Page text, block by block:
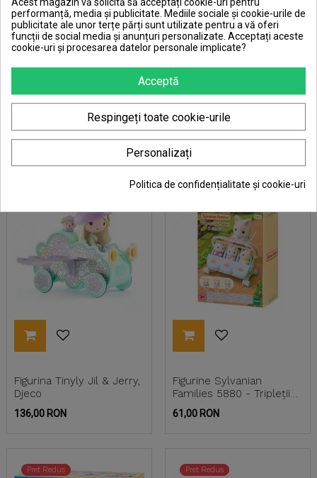
Joc de rol Mini casuta de
doctor, Egmont Toys
Pret
164,00 RON
Figurine Tinyly Joe &
Gala, Djeco
Pret
71,00 RON
Figurina Tinyly Jil & Jerry,
Djeco
Pret
136,00 RON
Figurine Sylvanian
Families 5880 - Tripleții
pisici florale și...
Pret
61,00 RON
Pret Redus Pret Redus
performanță, media și publicitate. Mediile sociale și cookie-urile de
publicitate ale unor terțe părți sunt utilizate pentru a vă oferi
funcții de social media și anunțuri personalizate. Acceptați aceste
cookie-uri și procesarea datelor personale implicate?
Acceptă
Respingeți toate cookie-urile
Personalizați
Politica de confidențialitate și cookie-uri